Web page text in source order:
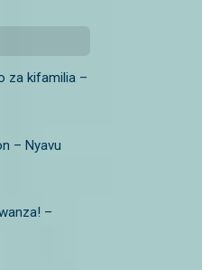
za kifamilia –
– Nyavu
–